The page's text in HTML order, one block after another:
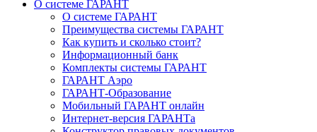
О системе ГАРАНТ
О системе ГАРАНТ
Преимущества системы ГАРАНТ
Как купить и сколько стоит?
Информационный банк
Комплекты системы ГАРАНТ
ГАРАНТ Аэро
ГАРАНТ-Образование
Мобильный ГАРАНТ онлайн
Интернет-версия ГАРАНТа